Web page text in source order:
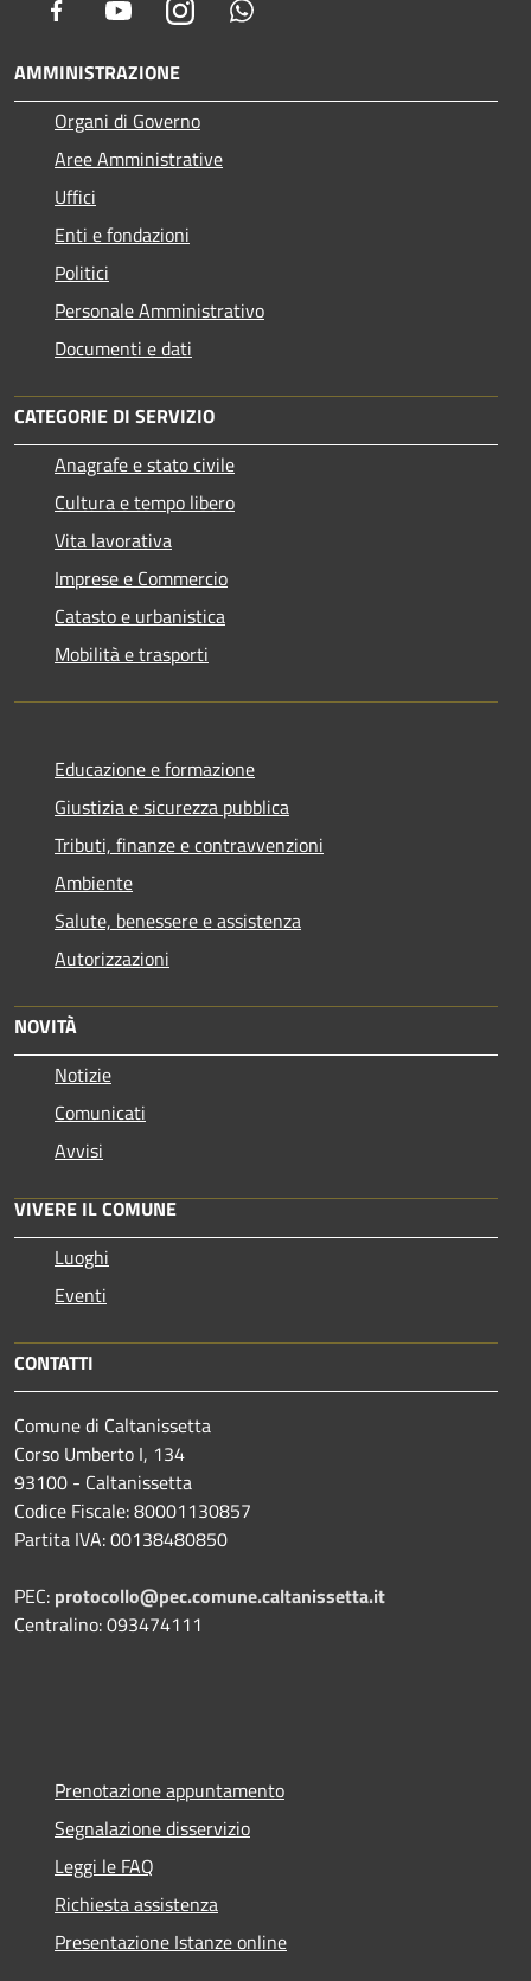
Facebook YoutubeInstagram
AMMINISTRAZIONE
Organi di Governo
Aree Amministrative
Uffici
Enti e fondazioni
Politici
Personale Amministrativo
Documenti e dati
CATEGORIE DI SERVIZIO
Anagrafe e stato civile
Cultura e tempo libero
Vita lavorativa
Imprese e Commercio
Catasto e urbanistica
Mobilità e trasporti
Educazione e formazione
Giustizia e sicurezza pubblica
Tributi, finanze e contravvenzioni
Ambiente
Salute, benessere e assistenza
Autorizzazioni
NOVITÀ
Notizie
Comunicati
Avvisi
VIVERE IL COMUNE
Luoghi
Eventi
CONTATTI
Comune di Caltanissetta
Corso Umberto I, 134
93100 - Caltanissetta
Codice Fiscale: 80001130857
Partita IVA: 00138480850
PEC: protocollo@pec.comune.caltanissetta.it
Centralino: 093474111
Prenotazione appuntamento
Segnalazione disservizio
Leggi le FAQ
Richiesta assistenza
Presentazione Istanze online